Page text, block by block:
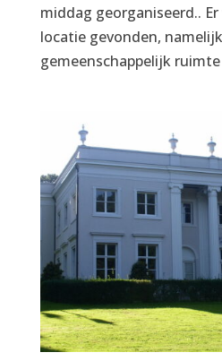
middag georganiseerd..
locatie gevonden,
gemeenschappelijk ruimte